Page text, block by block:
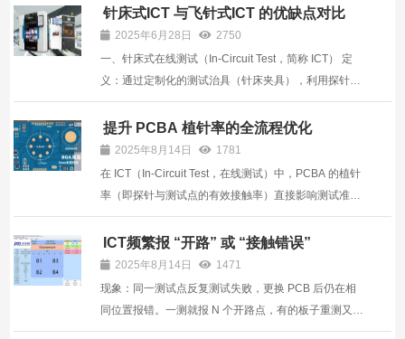
性： 一、测试对象（PCBA）的基础信息1. PCBA 的类
型与应用场景 说明 PCBA 的用途（如消费电子、汽车
电子、工...
针床式ICT 与飞针式ICT 的优缺点对比
2025年6月28日
2750
一、针床式在线测试（In-Circuit Test，简称 ICT） 定
义：通过定制化的测试治具（针床夹具），利用探针阵
列与PCB上的测试点接触，实现电路连通性、元件参数
等全面测试。 优点： 测试效率高 测试精度与可靠性高
自动化程度高 长期成本低（批量场景） 缺点： 治具成
本...
提升 PCBA 植针率的全流程优化
2025年8月14日
1781
在 ICT（In-Circuit Test，在线测试）中，PCBA 的植针
率（即探针与测试点的有效接触率）直接影响测试准确
性和效率。提升植针率需从设计优化、探针管理、治具
维护、PCBA 质量控制等多维度入手，具体措施如下：
测试点的设计是提升植针率的基础，需从源头避免接触
障碍...
ICT频繁报 “开路” 或 “接触错误”
2025年8月14日
1471
现象：同一测试点反复测试失败，更换 PCB 后仍在相
同位置报错。一测就报 N 个开路点，有的板子重测又好
了。 板面问题 治具/探针问题 测试方法/电气设置 环境